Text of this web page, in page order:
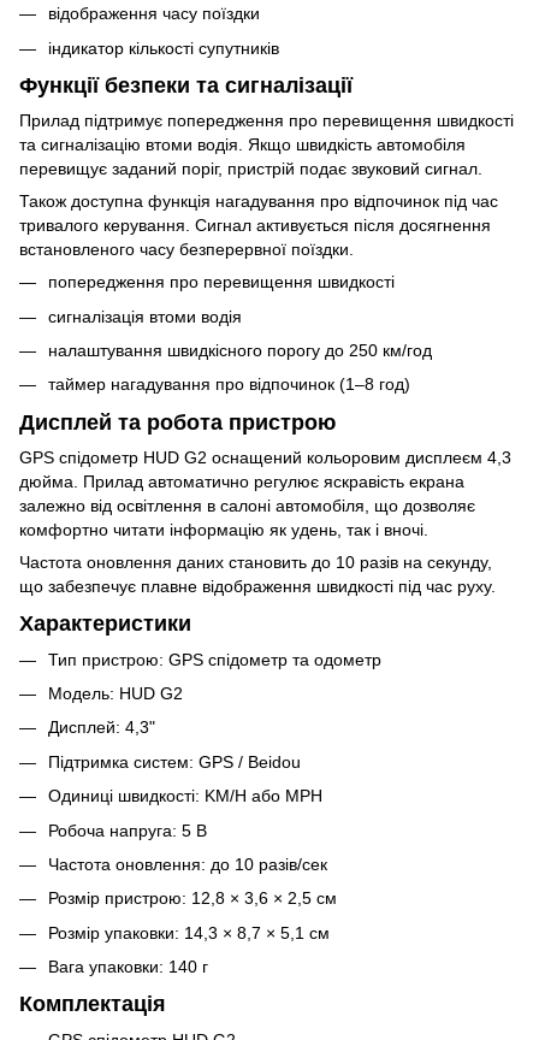
відображення часу поїздки
індикатор кількості супутників
Функції безпеки та сигналізації
Прилад підтримує попередження про перевищення швидкості
та сигналізацію втоми водія. Якщо швидкість автомобіля
перевищує заданий поріг, пристрій подає звуковий сигнал.
Також доступна функція нагадування про відпочинок під час
тривалого керування. Сигнал активується після досягнення
встановленого часу безперервної поїздки.
попередження про перевищення швидкості
сигналізація втоми водія
налаштування швидкісного порогу до 250 км/год
таймер нагадування про відпочинок (1–8 год)
Дисплей та робота пристрою
GPS спідометр HUD G2 оснащений кольоровим дисплеєм 4,3
дюйма. Прилад автоматично регулює яскравість екрана
залежно від освітлення в салоні автомобіля, що дозволяє
комфортно читати інформацію як удень, так і вночі.
Частота оновлення даних становить до 10 разів на секунду,
що забезпечує плавне відображення швидкості під час руху.
Характеристики
Тип пристрою: GPS спідометр та одометр
Модель: HUD G2
Дисплей: 4,3"
Підтримка систем: GPS / Beidou
Одиниці швидкості: KM/H або MPH
Робоча напруга: 5 В
Частота оновлення: до 10 разів/сек
Розмір пристрою: 12,8 × 3,6 × 2,5 см
Розмір упаковки: 14,3 × 8,7 × 5,1 см
Вага упаковки: 140 г
Комплектація